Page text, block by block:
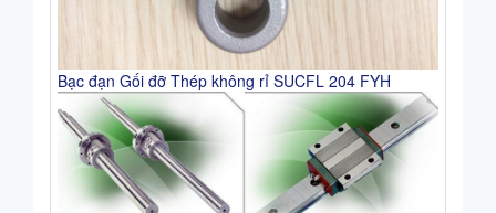
Bạc đạn Gối đỡ Thép không rỉ SUCFL 204 FYH